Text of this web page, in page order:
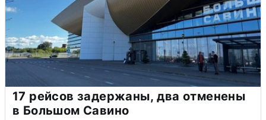
17 рейсов задержаны, два отменены
в Большом Савино